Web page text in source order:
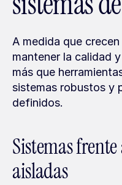
A medida que
mantener la calidad
más que
sistemas robustos y
definidos.
Sistemas
aisladas